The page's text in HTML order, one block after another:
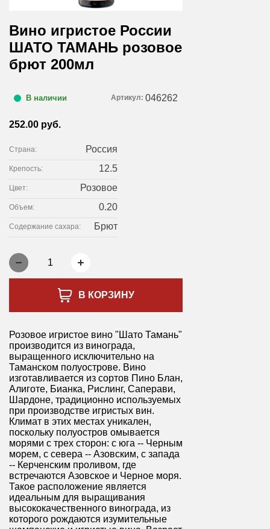
Вино игристое России
ШАТО ТАМАНЬ розовое
брют 200мл
В наличии Артикул: 046262
252.00 руб.
Страна: Россия
Крепость: 12.5
Цвет: Розовое
Объем: 0.20
Содержание сахара: Брют
1
В КОРЗИНУ
Розовое игристое вино "Шато Тамань"
производится из винограда,
выращенного исключительно на
Таманском полуострове. Вино
изготавливается из сортов Пино Блан,
Алиготе, Бианка, Рислинг, Саперави,
Шардоне, традиционно используемых
при производстве игристых вин.
Климат в этих местах уникален,
поскольку полуостров омывается
морями с трех сторон: с юга -- Черным
морем, с севера -- Азовским, с запада
-- Керченским проливом, где
встречаются Азовское и Черное моря.
Такое расположение является
идеальным для выращивания
высококачественного винограда, из
которого рождаются изумительные